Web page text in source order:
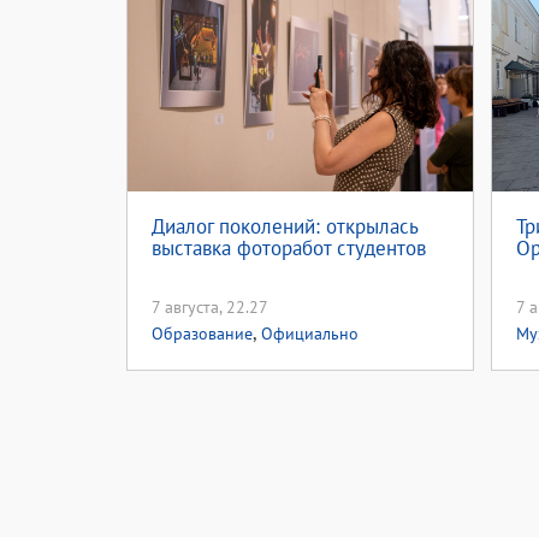
Диалог поколений: открылась
выставка фоторабот студентов
7 августа, 22.27
Образование, Официально
7